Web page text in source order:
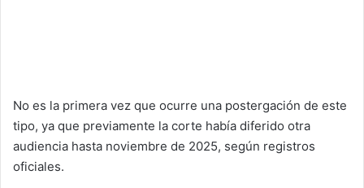
No es la primera vez que ocurre una postergación de este
tipo, ya que previamente la corte había diferido otra
audiencia hasta noviembre de 2025, según registros
oficiales.